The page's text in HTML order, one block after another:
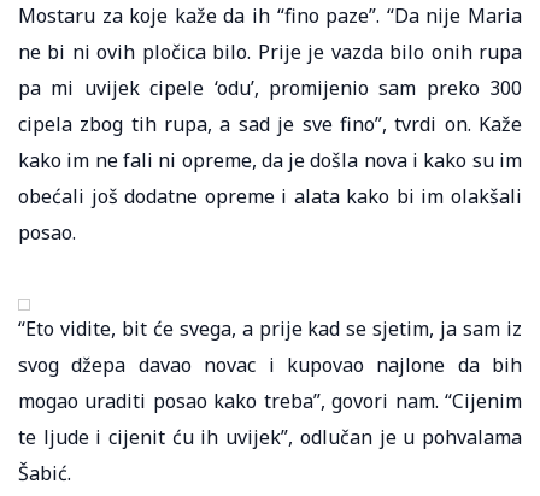
Mostaru za koje kaže da ih “fino paze”. “Da nije Maria
ne bi ni ovih pločica bilo. Prije je vazda bilo onih rupa
pa mi uvijek cipele ‘odu’, promijenio sam preko 300
cipela zbog tih rupa, a sad je sve fino”, tvrdi on. Kaže
kako im ne fali ni opreme, da je došla nova i kako su im
obećali još dodatne opreme i alata kako bi im olakšali
posao.
“Eto vidite, bit će svega, a prije kad se sjetim, ja sam iz
svog džepa davao novac i kupovao najlone da bih
mogao uraditi posao kako treba”, govori nam. “Cijenim
te ljude i cijenit ću ih uvijek”, odlučan je u pohvalama
Šabić.